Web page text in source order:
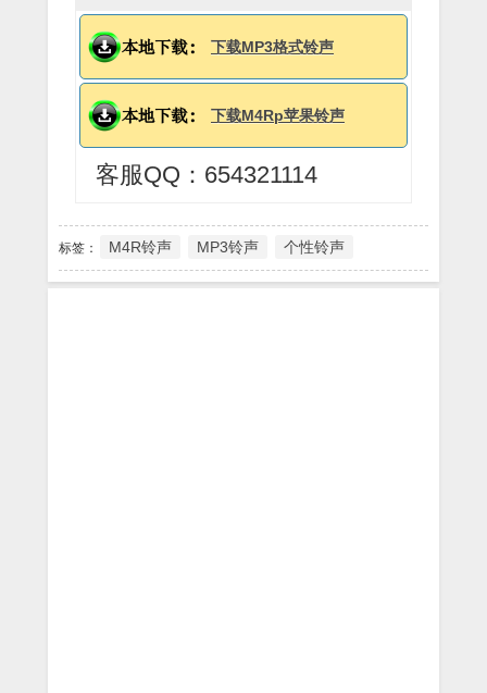
下载MP3格式铃声
下载M4Rp苹果铃声
客服QQ：654321114
标签： M4R铃声 MP3铃声 个性铃声